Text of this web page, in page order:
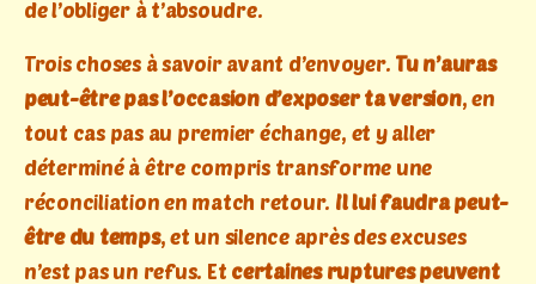
de l’obliger à t’absoudre.
Trois choses à savoir avant d’envoyer. Tu n’auras
peut-être pas l’occasion d’exposer ta version, en
tout cas pas au premier échange, et y aller
déterminé à être compris transforme une
réconciliation en match retour. Il lui faudra peut-
être du temps, et un silence après des excuses
n’est pas un refus. Et certaines ruptures peuvent